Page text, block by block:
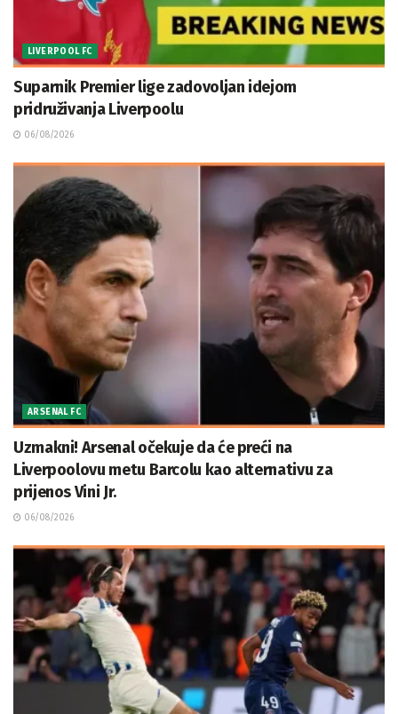
LIVERPOOL FC
Suparnik Premier lige zadovoljan idejom
pridruživanja Liverpoolu
06/08/2026
ARSENAL FC
Uzmakni! Arsenal očekuje da će preći na
Liverpoolovu metu Barcolu kao alternativu za
prijenos Vini Jr.
06/08/2026